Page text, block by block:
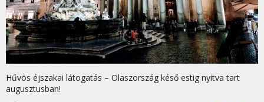
Hűvös éjszakai látogatás – Olaszország késő estig nyitva tart
augusztusban!